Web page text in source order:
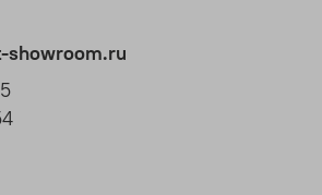
showroom.ru